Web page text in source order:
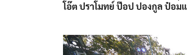
โอ๊ต ปราโมทย์ ป๊อป ปองกูล ป๋อม